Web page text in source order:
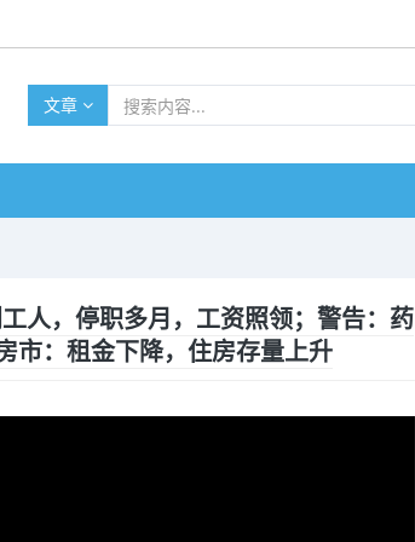
文章
人，停职多月，工资照领；警告：药
市：租金下降，住房存量上升